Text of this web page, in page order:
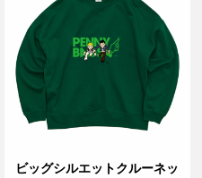
ビッグシルエットクルーネッ